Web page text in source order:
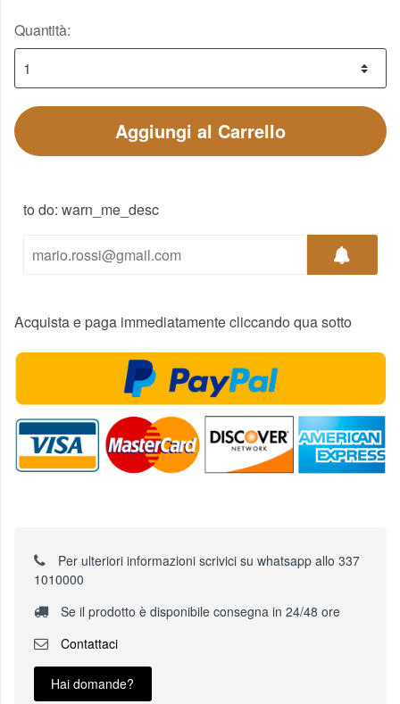
Quantità:
Aggiungi al Carrello
to do: warn_me_desc
Acquista e paga immediatamente cliccando qua sotto
Per ulteriori informazioni scrivici su whatsapp allo 337
1010000
Se il prodotto è disponibile consegna in 24/48 ore
Contattaci
Hai domande?